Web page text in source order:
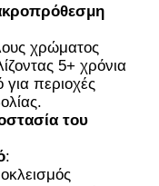
χρώματος
5+ χρόνια
περιοχές
του
: